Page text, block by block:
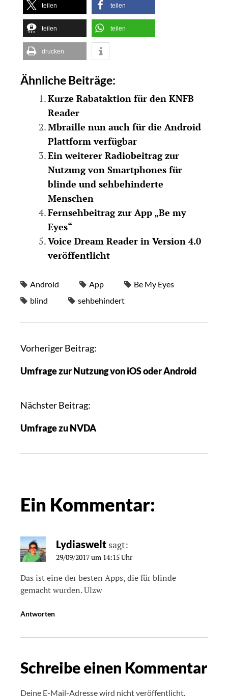
teilen teilen
teilen teilen
drucken
Ähnliche Beiträge:
Kurze Rabataktion für den KNFB
Reader
Mbraille nun auch für die Android
Plattform verfügbar
Ein weiterer Radiobeitrag zur
Nutzung von Smartphones für
blinde und sehbehinderte
Menschen
Fernsehbeitrag zur App „Be my
Eyes“
Voice Dream Reader in Version 4.0
veröffentlicht
Android App
Be My Eyes
blind
sehbehindert
Vorheriger Beitrag:
Umfrage zur Nutzung von iOS oder Android
Nächster Beitrag:
Umfrage zu NVDA
Ein Kommentar:
Lydiaswelt sagt:
29/09/2017 um 14:15 Uhr
Das ist eine der besten Apps, die für blinde
gemacht wurden. Ulzw
Antworten
Schreibe einen Kommentar
Deine E-Mail-Adresse wird nicht veröffentlicht.